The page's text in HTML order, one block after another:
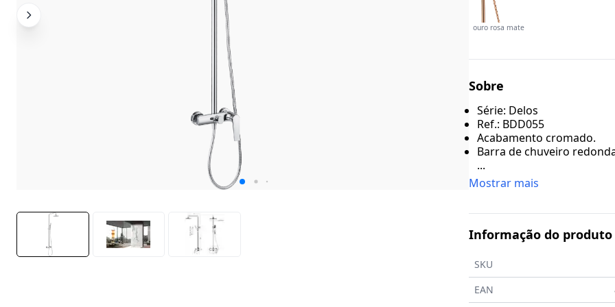
ouro rosa mate
Sobre
Série: Delos
Ref.: BDD055
Acabamento cromado.
Barra de chuveiro
...
Mostrar mais
Informação do produto
SKU
EAN